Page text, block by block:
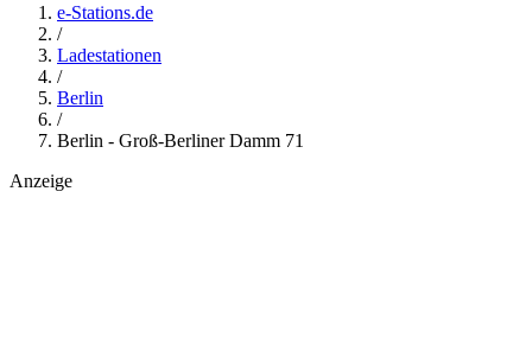
e-Stations.de
/
Ladestationen
/
Berlin
/
Berlin - Groß-Berliner Damm 71
Anzeige